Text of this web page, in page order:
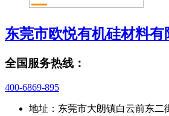
东莞市欧悦有机硅材料有
全国服务热线：
400-6869-895
地址：东莞市大朗镇白云前东二